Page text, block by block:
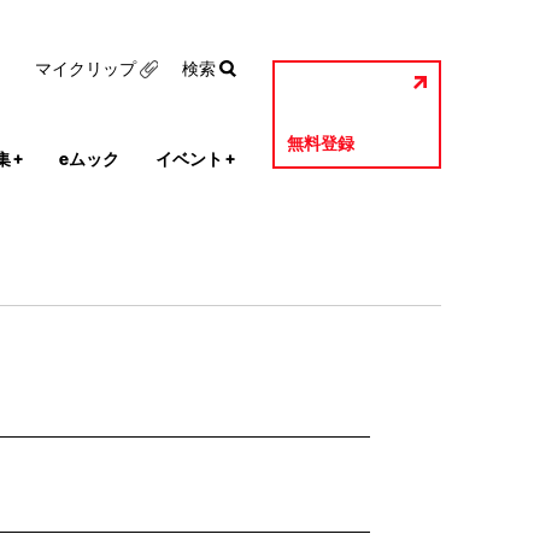
+ eムック イベント +
無料登録
マイクリップ 検索